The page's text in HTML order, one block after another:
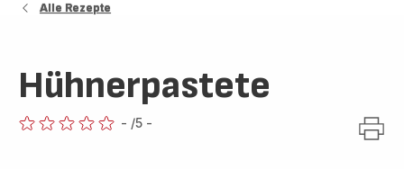
Alle Rezepte
Hühnerpastete
- /5 -